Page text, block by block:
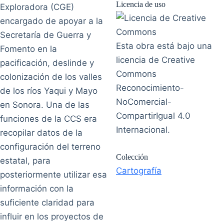
Exploradora (CGE)
encargado de apoyar a la
Secretaría de Guerra y
Fomento en la
pacificación, deslinde y
colonización de los valles
de los ríos Yaqui y Mayo
en Sonora. Una de las
funciones de la CCS era
recopilar datos de la
configuración del terreno
estatal, para
posteriormente utilizar esa
información con la
suficiente claridad para
influir en los proyectos de
Licencia de uso
Esta obra está bajo una
licencia de Creative
Commons
Reconocimiento-
NoComercial-
CompartirIgual 4.0
Internacional.
Colección
Cartografía